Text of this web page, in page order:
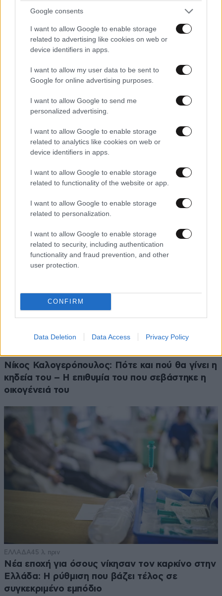
Google consents
I want to allow Google to enable storage
related to advertising like cookies on web or
device identifiers in apps.
I want to allow my user data to be sent to
Google for online advertising purposes.
I want to allow Google to send me
personalized advertising.
I want to allow Google to enable storage
related to analytics like cookies on web or
device identifiers in apps.
I want to allow Google to enable storage
related to functionality of the website or app.
I want to allow Google to enable storage
related to personalization.
I want to allow Google to enable storage
related to security, including authentication
functionality and fraud prevention, and other
user protection.
CONFIRM
Data Deletion Data Access Privacy Policy
LIFESTYLE2 ω. πριν
Τατιάνα Στεφανίδου: Η νέα εξόρμηση στους
Παξούς με τον Νίκο Ευαγγελάτο και το μήνυμα
με νόημα
Νίκος Καλογερόπουλος: Πότε και πού θα γίνει η
κηδεία του – Η επιθυμία του που σεβάστηκε η
οικογένειά του
ΕΛΛΑΔΑ45 λ. πριν
Νέα εποχή για όσους νίκησαν τον καρκίνο στην
Ελλάδα: Η ρύθμιση που βάζει τέλος σε
συγκεκριμένο εμπόδιο